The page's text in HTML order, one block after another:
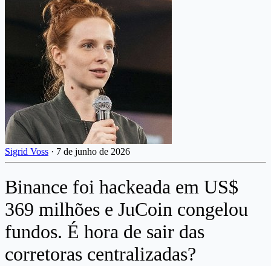
Sigrid Voss · 7 de junho de 2026
Binance foi hackeada em US$
369 milhões e JuCoin congelou
fundos. É hora de sair das
corretoras centralizadas?